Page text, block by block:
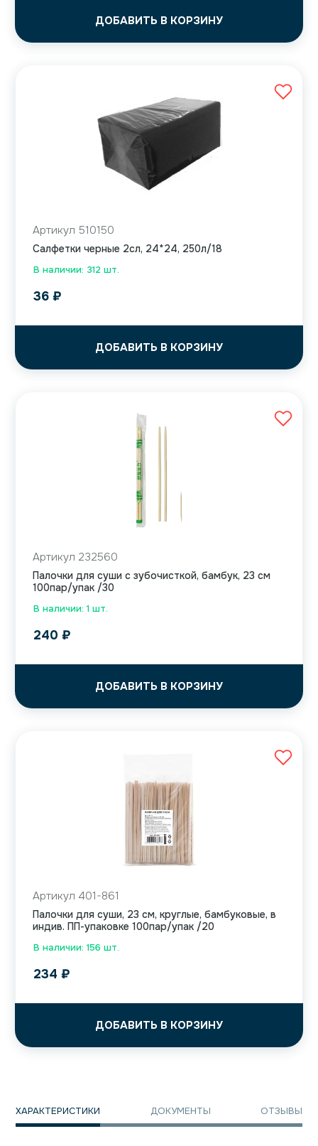
ДОБАВИТЬ В КОРЗИНУ
В наличии: 312 шт.
Артикул 510150
Салфетки черные 2сл, 24*24, 250л/18
36 ₽
ДОБАВИТЬ В КОРЗИНУ
В наличии: 1 шт.
Артикул 232560
Палочки для суши с зубочисткой, бамбук, 23 см
100пар/упак /30
240 ₽
ДОБАВИТЬ В КОРЗИНУ
В наличии: 156 шт.
Артикул 401-861
Палочки для суши, 23 см, круглые, бамбуковые, в
индив. ПП-упаковке 100пар/упак /20
234 ₽
ДОБАВИТЬ В КОРЗИНУ
ХАРАКТЕРИСТИКИ ДОКУМЕНТЫ ОТЗЫВЫ